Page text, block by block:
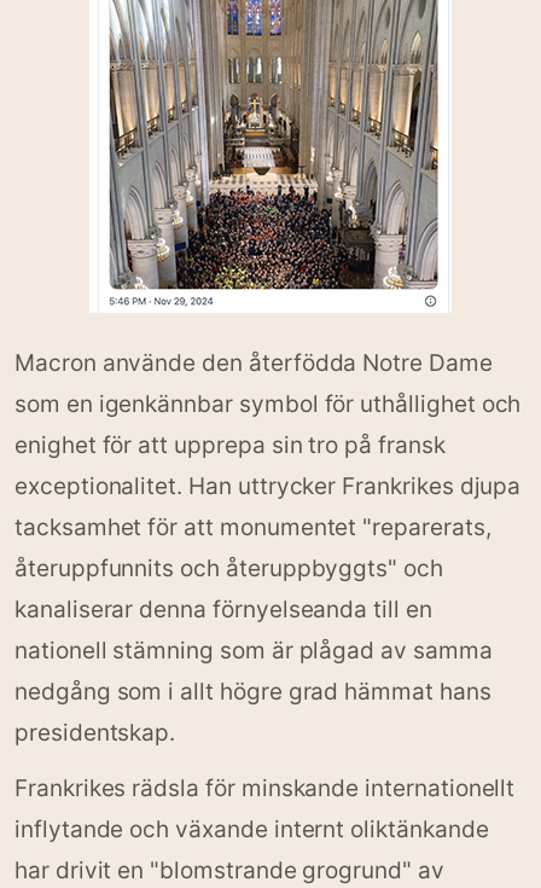
Macron använde den återfödda Notre Dame
som en igenkännbar symbol för uthållighet och
enighet för att upprepa sin tro på fransk
exceptionalitet. Han uttrycker Frankrikes djupa
tacksamhet för att monumentet "reparerats,
återuppfunnits och återuppbyggts" och
kanaliserar denna förnyelseanda till en
nationell stämning som är plågad av samma
nedgång som i allt högre grad hämmat hans
presidentskap.
Frankrikes rädsla för minskande internationellt
inflytande och växande internt oliktänkande
har drivit en "blomstrande grogrund" av